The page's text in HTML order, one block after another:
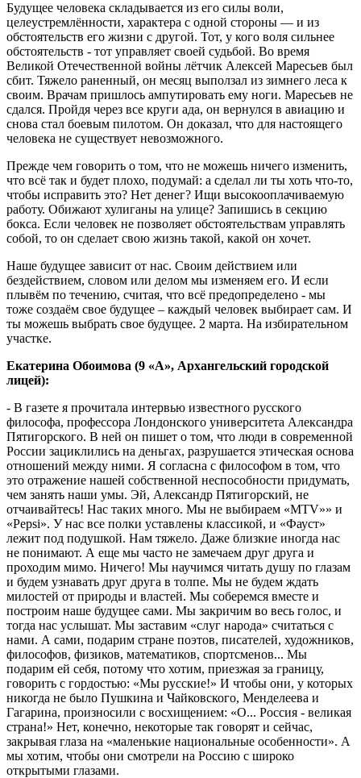
Будущее человека складывается из его силы воли,
целеустремлённости, характера с одной стороны — и из
обстоятельств его жизни с другой. Тот, у кого воля сильнее
обстоятельств - тот управляет своей судьбой. Во время
Великой Отечественной войны лётчик Алексей Маресьев был
сбит. Тяжело раненный, он месяц выползал из зимнего леса к
своим. Врачам пришлось ампутировать ему ноги. Маресьев не
сдался. Пройдя через все круги ада, он вернулся в авиацию и
снова стал боевым пилотом. Он доказал, что для настоящего
человека не существует невозможного.
Прежде чем говорить о том, что не можешь ничего изменить,
что всё так и будет плохо, подумай: а сделал ли ты хоть что-то,
чтобы исправить это? Нет денег? Ищи высокооплачиваемую
работу. Обижают хулиганы на улице? Запишись в секцию
бокса. Если человек не позволяет обстоятельствам управлять
собой, то он сделает свою жизнь такой, какой он хочет.
Наше будущее зависит от нас. Своим действием или
бездействием, словом или делом мы изменяем его. И если
плывём по течению, считая, что всё предопределено - мы
тоже создаём свое будущее – каждый человек выбирает сам. И
ты можешь выбрать свое будущее. 2 марта. На избирательном
участке.
Екатерина Обоимова (9 «А», Архангельский городской
лицей):
- В газете я прочитала интервью известного русского
философа, профессора Лондонского университета Александра
Пятигорского. В ней он пишет о том, что люди в современной
России зациклились на деньгах, разрушается этическая основа
отношений между ними. Я согласна с философом в том, что
это отражение нашей собственной неспособности придумать,
чем занять наши умы. Эй, Александр Пятигорский, не
отчаивайтесь! Нас таких много. Мы не выбираем «МТV»» и
«Pepsi». У нас все полки уставлены классикой, и «Фауст»
лежит под подушкой. Нам тяжело. Даже близкие иногда нас
не понимают. А еще мы часто не замечаем друг друга и
проходим мимо. Ничего! Мы научимся читать душу по глазам
и будем узнавать друг друга в толпе. Мы не будем ждать
милостей от природы и властей. Мы соберемся вместе и
построим наше будущее сами. Мы закричим во весь голос, и
тогда нас услышат. Мы заставим «слуг народа» считаться с
нами. А сами, подарим стране поэтов, писателей, художников,
философов, физиков, математиков, спортсменов... Мы
подарим ей себя, потому что хотим, приезжая за границу,
говорить с гордостью: «Мы русские!» И чтобы они, у которых
никогда не было Пушкина и Чайковского, Менделеева и
Гагарина, произносили с восхищением: «О... Россия - великая
страна!» Нет, конечно, некоторые так говорят и сейчас,
закрывая глаза на «маленькие национальные особенности». А
мы хотим, чтобы они смотрели на Россию с широко
открытыми глазами.